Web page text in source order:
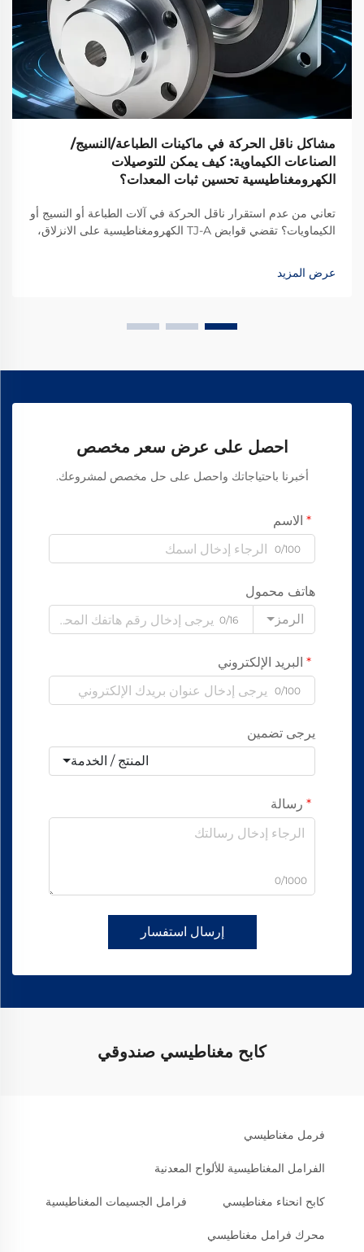
مشاكل ناقل الحركة في ماكينات الطباعة/النسيج/
الصناعات الكيماوية: كيف يمكن للتوصيلات
الكهرومغناطيسية تحسين ثبات المعدات؟
تعاني من عدم استقرار ناقل الحركة في آلات الطباعة أو النسيج أو
الكيماويات؟ تقضي قوابض TJ-A الكهرومغناطيسية على الانزلاق،
اكتشف كيف تحقق الشركات المصنعة الرائدة عالميًا موثوقية بنسبة
99.8٪ — طلب ورقة المواصفات اليوم.
عرض المزيد
احصل على عرض سعر مخصص
أخبرنا باحتياجاتك واحصل على حل مخصص لمشروعك.
الاسم
0/100
هاتف محمول
الرمز
0/16
البريد الإلكتروني
0/100
يرجى تضمين
المنتج / الخدمة
رسالة
0/1000
إرسال استفسار
كابح مغناطيسي صندوقي
فرمل مغناطيسي
الفرامل المغناطيسية للألواح المعدنية
كابح انحناء مغناطيسي فرامل الجسيمات المغناطيسية
محرك فرامل مغناطيسي